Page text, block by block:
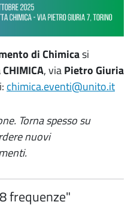
di Chimicasi
, viaPietro Giuria
chimica.eventi@unito.it
Torna spesso su
nuovi
frequenze"